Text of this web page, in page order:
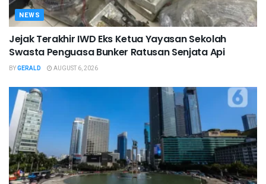
NEWS
Jejak Terakhir IWD Eks Ketua Yayasan Sekolah
Swasta Penguasa Bunker Ratusan Senjata Api
BYGERALD AUGUST 6, 2026